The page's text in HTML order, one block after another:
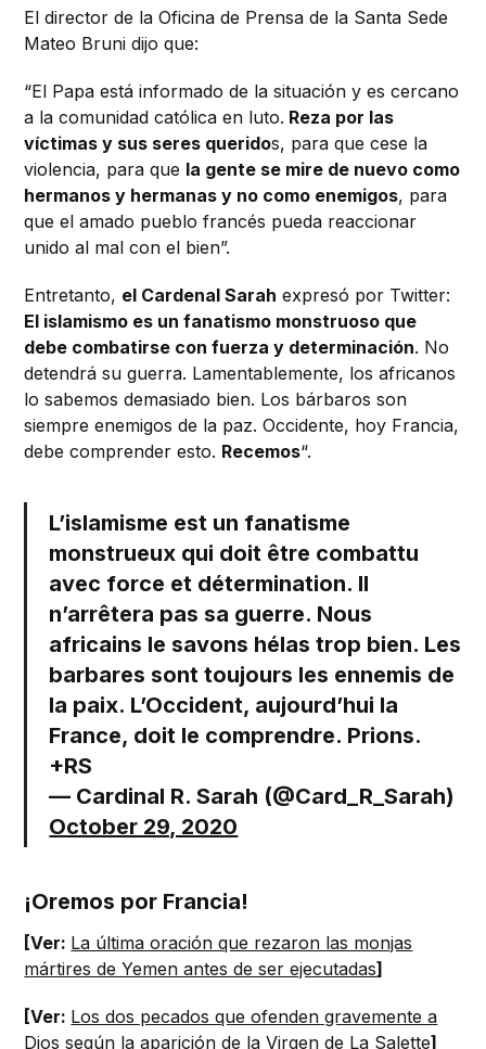
El director de la Oficina de Prensa de la Santa Sede
Mateo Bruni dijo que:
“El Papa está informado de la situación y es cercano
a la comunidad católica en luto. Reza por las
víctimas y sus seres queridos, para que cese la
violencia, para que la gente se mire de nuevo como
hermanos y hermanas y no como enemigos, para
que el amado pueblo francés pueda reaccionar
unido al mal con el bien”.
Entretanto, el Cardenal Sarah expresó por Twitter:
El islamismo es un fanatismo monstruoso que
debe combatirse con fuerza y determinación. No
detendrá su guerra. Lamentablemente, los africanos
lo sabemos demasiado bien. Los bárbaros son
siempre enemigos de la paz. Occidente, hoy Francia,
debe comprender esto. Recemos“.
L’islamisme est un fanatisme
monstrueux qui doit être combattu
avec force et détermination. Il
n’arrêtera pas sa guerre. Nous
africains le savons hélas trop bien. Les
barbares sont toujours les ennemis de
la paix. L’Occident, aujourd’hui la
France, doit le comprendre. Prions.
+RS
— Cardinal R. Sarah (@Card_R_Sarah)
October 29, 2020
¡Oremos por Francia!
[Ver: La última oración que rezaron las monjas
mártires de Yemen antes de ser ejecutadas]
[Ver: Los dos pecados que ofenden gravemente a
Dios según la aparición de la Virgen de La Salette]